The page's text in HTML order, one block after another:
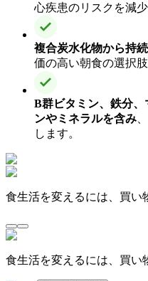
心疾患のリスクを減少
複合炭水化物から持
価の高い朝食の選択肢
B群ビタミン、鉄分、
ンやミネラルを含み
します。
食生活を変えるには、買い
食生活を変えるには、買い